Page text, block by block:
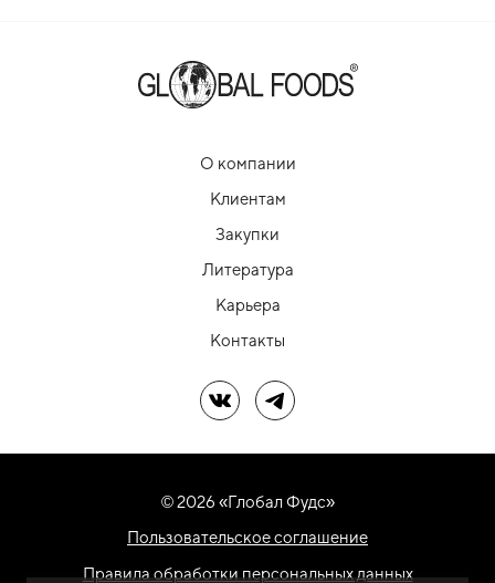
О компании
Клиентам
Закупки
Литература
Карьера
Контакты
Мы в ВКМы в Telegram
© 2026 «Глобал Фудс»
Пользовательское соглашение
Правила обработки персональных данных